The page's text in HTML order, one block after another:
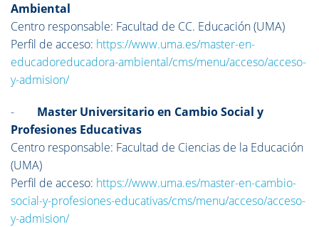
Ambiental
Centro responsable: Facultad de CC. Educación (UMA)
Perfil de acceso: https://www.uma.es/master-en-
educadoreducadora-ambiental/cms/menu/acceso/acceso-
y-admision/
- Master Universitario en Cambio Social y
Profesiones Educativas
Centro responsable: Facultad de Ciencias de la Educación
(UMA)
Perfil de acceso: https://www.uma.es/master-en-cambio-
social-y-profesiones-educativas/cms/menu/acceso/acceso-
y-admision/